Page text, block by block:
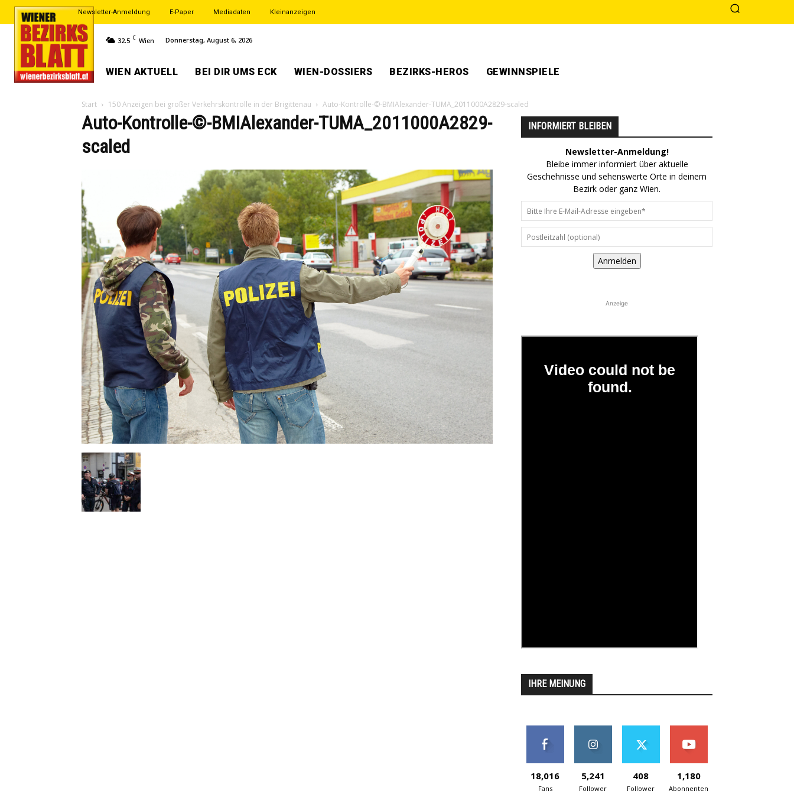
Newsletter-Anmeldung E-Paper Mediadaten Kleinanzeigen
32.5 C Wien Donnerstag, August 6, 2026
WIEN AKTUELL BEI DIR UMS ECK WIEN-DOSSIERS BEZIRKS-HEROS GEWINNSPIELE
Start 150 Anzeigen bei großer Verkehrskontrolle in der Brigittenau Auto-Kontrolle-©-BMIAlexander-TUMA_2011000A2829-scaled
Auto-Kontrolle-©-BMIAlexander-TUMA_2011000A2829-
scaled
INFORMIERT BLEIBEN
Newsletter-Anmeldung!
Bleibe immer informiert über aktuelle
Geschehnisse und sehenswerte Orte in deinem
Bezirk oder ganz Wien.
Anmelden
Anzeige
IHRE MEINUNG
18,016
Fans
5,241
Follower
408
Follower
1,180
Abonnenten